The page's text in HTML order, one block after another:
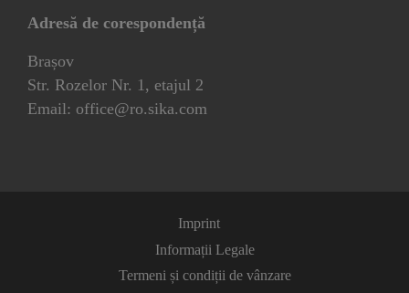
Adresă de corespondență
Brașov
Str. Rozelor Nr. 1, etajul 2
Email: office@ro.sika.com
Imprint
Informații Legale
Termeni și condiții de vânzare